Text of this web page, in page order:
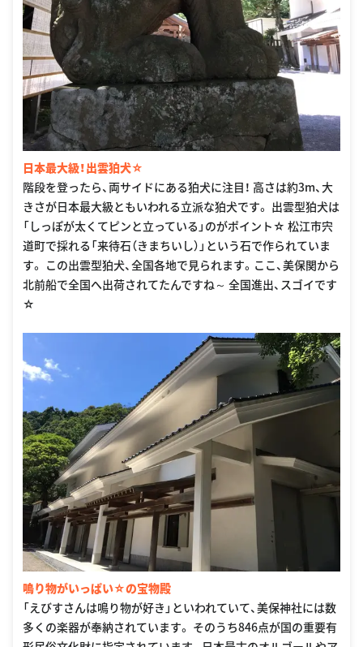
日本最大級！出雲狛犬☆
階段を登ったら、両サイドにある狛犬に注目！ 高さは約3m、大
きさが日本最大級ともいわれる立派な狛犬です。 出雲型狛犬は
「しっぽが太くてピンと立っている」のがポイント☆ 松江市宍
道町で採れる「来待石（きまちいし）」という石で作られていま
す。 この出雲型狛犬、全国各地で見られます。ここ、美保関から
北前船で全国へ出荷されてたんですね～ 全国進出、スゴイです
☆
鳴り物がいっぱい☆の宝物殿
「えびすさんは鳴り物が好き」といわれていて、美保神社には数
多くの楽器が奉納されています。 そのうち846点が国の重要有